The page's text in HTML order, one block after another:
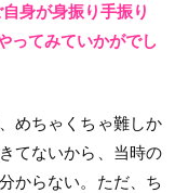
身が身振り手振り
ってみていかがでし
めちゃくちゃ難しか
てないから、当時の
からない。ただ、ち